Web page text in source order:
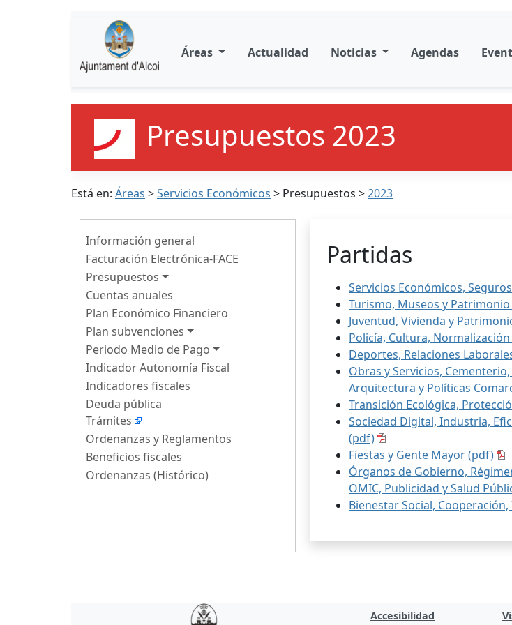
Áreas Actualidad Noticias Agendas
Presupuestos 2023
Está en: Áreas >Servicios Económicos > Presupuestos >2023
Información general
Facturación Electrónica-FACE
Presupuestos
Cuentas anuales
Plan Económico Financiero
Plan subvenciones
Periodo Medio de Pago
Indicador Autonomía Fiscal
Indicadores fiscales
Deuda pública
Trámites
Ordenanzas y Reglamentos
Beneficios fiscales
Ordenanzas (Histórico)
Partidas
Servicios Económicos,
Turismo, Museos y
Juventud, Vivienda y
Policía, Cultura,
Deportes, Relaciones
Obras y Servicios,
Arquitectura y Políticas
Transición Ecológica,
Sociedad Digital, Industria,
(pdf)
Fiestas y Gente Mayor (pdf)
Órganos de Gobierno,
OMIC, Publicidad y Salud
Bienestar Social,
Accesibilidad